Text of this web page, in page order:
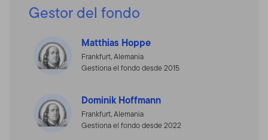
Gestor del fondo
Matthias Hoppe
Frankfurt, Alemania
Gestiona el fondo desde 2015
Dominik Hoffmann
Frankfurt, Alemania
Gestiona el fondo desde 2022